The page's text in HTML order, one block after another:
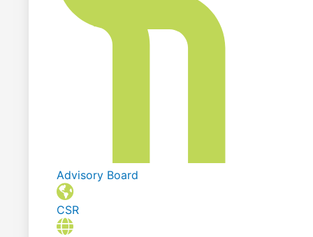
Advisory Board
CSR